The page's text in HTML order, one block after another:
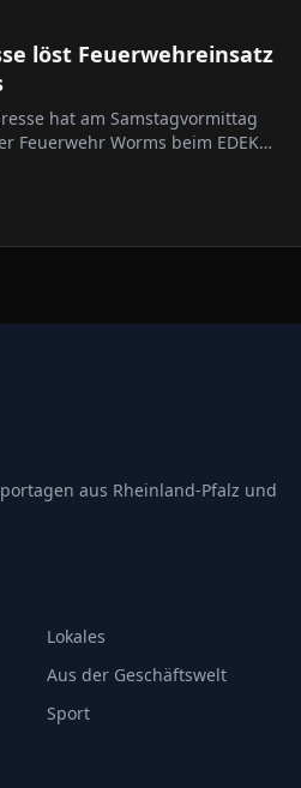
löst Feuerwehreinsatz
hat am Samstagvormittag
Feuerwehr Worms beim EDEKA
aus Rheinland-Pfalz und
Lokales
Aus der Geschäftswelt
Sport